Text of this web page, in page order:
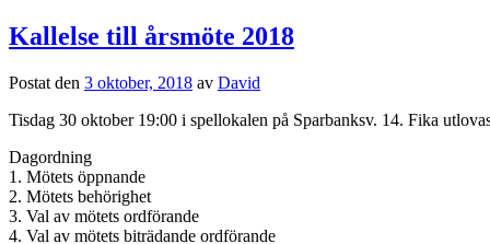
Kallelse till årsmöte 2018
Postat den 3 oktober, 2018 av David
Tisdag 30 oktober 19:00 i spellokalen på Sparbanksv. 14. Fika
Dagordning
1. Mötets öppnande
2. Mötets behörighet
3. Val av mötets ordförande
4. Val av mötets biträdande ordförande